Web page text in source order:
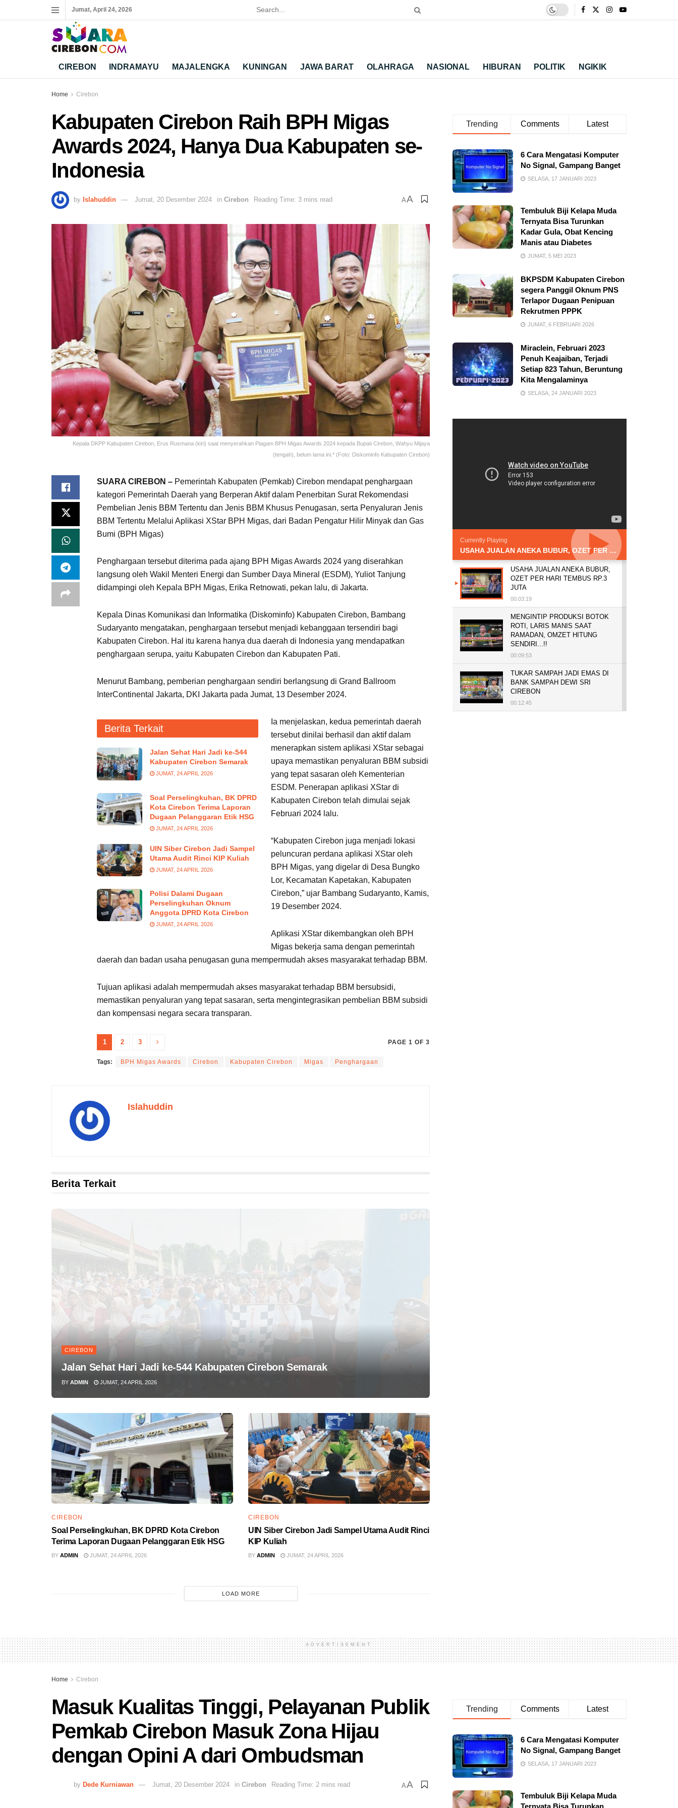
Jumat, April 24, 2026
CIREBON INDRAMAYU MAJALENGKA KUNINGAN JAWA BARAT OLAHRAGA NASIONAL HIBURAN POLITIK NGIKIK
Home Cirebon
Kabupaten Cirebon Raih BPH Migas
Awards 2024, Hanya Dua Kabupaten se-
Indonesia
by Islahuddin Jumat, 20 Desember 2024 in Cirebon Reading Time: 3 mins read AA
Kepala DKPP Kabupaten Cirebon, Erus Rusmana (kiri) saat menyerahkan Piagam BPH Migas Awards 2024 kepada Bupati Cirebon, Wahyu Mijaya
(tengah), belum lama ini.* (Foto: Diskominfo Kabupaten Cirebon)
SUARA CIREBON – Pemerintah Kabupaten (Pemkab) Cirebon mendapat penghargaan
kategori Pemerintah Daerah yang Berperan Aktif dalam Penerbitan Surat Rekomendasi
Pembelian Jenis BBM Tertentu dan Jenis BBM Khusus Penugasan, serta Penyaluran Jenis
BBM Tertentu Melalui Aplikasi XStar BPH Migas, dari Badan Pengatur Hilir Minyak dan Gas
Bumi (BPH Migas)
Penghargaan tersebut diterima pada ajang BPH Migas Awards 2024 yang diserahkan
langsung oleh Wakil Menteri Energi dan Sumber Daya Mineral (ESDM), Yuliot Tanjung
didampingi oleh Kepala BPH Migas, Erika Retnowati, pekan lalu, di Jakarta.
Kepala Dinas Komunikasi dan Informatika (Diskominfo) Kabupaten Cirebon, Bambang
Sudaryanto mengatakan, penghargaan tersebut menjadi kebanggaan tersendiri bagi
Kabupaten Cirebon. Hal itu karena hanya dua daerah di Indonesia yang mendapatkan
penghargaan serupa, yaitu Kabupaten Cirebon dan Kabupaten Pati.
Menurut Bambang, pemberian penghargaan sendiri berlangsung di Grand Ballroom
InterContinental Jakarta, DKI Jakarta pada Jumat, 13 Desember 2024.
Berita Terkait
Jalan Sehat Hari Jadi ke-544
Kabupaten Cirebon Semarak
JUMAT, 24 APRIL 2026
Soal Perselingkuhan, BK DPRD
Kota Cirebon Terima Laporan
Dugaan Pelanggaran Etik HSG
JUMAT, 24 APRIL 2026
UIN Siber Cirebon Jadi Sampel
Utama Audit Rinci KIP Kuliah
JUMAT, 24 APRIL 2026
Polisi Dalami Dugaan
Perselingkuhan Oknum
Anggota DPRD Kota Cirebon
JUMAT, 24 APRIL 2026
Ia menjelaskan, kedua pemerintah daerah
tersebut dinilai berhasil dan aktif dalam
menerapkan sistem aplikasi XStar sebagai
upaya memastikan penyaluran BBM subsidi
yang tepat sasaran oleh Kementerian
ESDM. Penerapan aplikasi XStar di
Kabupaten Cirebon telah dimulai sejak
Februari 2024 lalu.
“Kabupaten Cirebon juga menjadi lokasi
peluncuran perdana aplikasi XStar oleh
BPH Migas, yang digelar di Desa Bungko
Lor, Kecamatan Kapetakan, Kabupaten
Cirebon,” ujar Bambang Sudaryanto, Kamis,
19 Desember 2024.
Aplikasi XStar dikembangkan oleh BPH
Migas bekerja sama dengan pemerintah
daerah dan badan usaha penugasan guna mempermudah akses masyarakat terhadap BBM.
Tujuan aplikasi adalah mempermudah akses masyarakat terhadap BBM bersubsidi,
memastikan penyaluran yang tepat sasaran, serta mengintegrasikan pembelian BBM subsidi
dan kompensasi negara secara transparan.
PAGE 1 OF 3
1 2 3
Tags: BPH Migas Awards Cirebon Kabupaten Cirebon Migas Penghargaan
Islahuddin
Berita Terkait
CIREBON
Jalan Sehat Hari Jadi ke-544 Kabupaten Cirebon Semarak
BY ADMIN JUMAT, 24 APRIL 2026
CIREBON
Soal Perselingkuhan, BK DPRD Kota Cirebon
Terima Laporan Dugaan Pelanggaran Etik HSG
BY ADMIN JUMAT, 24 APRIL 2026
CIREBON
UIN Siber Cirebon Jadi Sampel Utama Audit Rinci
KIP Kuliah
BY ADMIN JUMAT, 24 APRIL 2026
LOAD MORE
Trending Comments Latest
6 Cara Mengatasi Komputer
No Signal, Gampang Banget
SELASA, 17 JANUARI 2023
Tembuluk Biji Kelapa Muda
Ternyata Bisa Turunkan
Kadar Gula, Obat Kencing
Manis atau Diabetes
JUMAT, 5 MEI 2023
BKPSDM Kabupaten Cirebon
segera Panggil Oknum PNS
Terlapor Dugaan Penipuan
Rekrutmen PPPK
JUMAT, 6 FEBRUARI 2026
Miraclein, Februari 2023
Penuh Keajaiban, Terjadi
Setiap 823 Tahun, Beruntung
Kita Mengalaminya
SELASA, 24 JANUARI 2023
Currently Playing
USAHA JUALAN ANEKA BUBUR, OZET PER HARI TEMBUS RP.3 JUTA
USAHA JUALAN ANEKA BUBUR,
OZET PER HARI TEMBUS RP.3
JUTA
00:03:19
MENGINTIP PRODUKSI BOTOK
ROTI, LARIS MANIS SAAT
RAMADAN, OMZET HITUNG
SENDIRI...!!
00:09:53
TUKAR SAMPAH JADI EMAS DI
BANK SAMPAH DEWI SRI
CIREBON
00:12:45
ADVERTISEMENT
Home Cirebon
Masuk Kualitas Tinggi, Pelayanan Publik
Pemkab Cirebon Masuk Zona Hijau
dengan Opini A dari Ombudsman
by Dede Kurniawan Jumat, 20 Desember 2024 in Cirebon Reading Time: 2 mins read AA
Trending Comments Latest
6 Cara Mengatasi Komputer
No Signal, Gampang Banget
SELASA, 17 JANUARI 2023
Tembuluk Biji Kelapa Muda
Ternyata Bisa Turunkan